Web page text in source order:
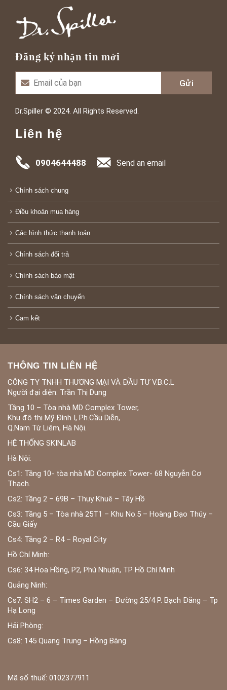
Đăng ký nhận tin mới
Dr.Spiller © 2024. All Rights Reserved.
Liên hệ
0904644488 Send an email
Chính sách chung
Điều khoản mua hàng
Các hình thức thanh toán
Chính sách đổi trả
Chính sách bảo mật
Chính sách vận chuyển
Cam kết
THÔNG TIN LIÊN HỆ
CÔNG TY TNHH THƯƠNG MẠI VÀ ĐẦU TƯ V.B.C.L
Người đại diện: Trần Thị Dung
Tầng 10 – Tòa nhà MD Complex Tower,
Khu đô thị Mỹ Đình I, Ph.Cầu Diễn,
Q.Nam Từ Liêm, Hà Nội.
HỆ THỐNG SKINLAB
Hà Nội:
Cs1: Tầng 10- tòa nhà MD Complex Tower- 68 Nguyễn Cơ
Thạch.
Cs2: Tầng 2 – 69B – Thụy Khuê – Tây Hồ
Cs3: Tầng 5 – Tòa nhà 25T1 – Khu No.5 – Hoàng Đạo Thúy –
Cầu Giấy
Cs4: Tầng 2 – R4 – Royal City
Hồ Chí Minh:
Cs6: 34 Hoa Hồng, P2, Phú Nhuận, TP Hồ Chí Minh
Quảng Ninh:
Cs7: SH2 – 6 – Times Garden – Đường 25/4 P. Bạch Đằng – Tp
Hạ Long
Hải Phòng:
Cs8: 145 Quang Trung – Hồng Bàng
Mã số thuế: 0102377911